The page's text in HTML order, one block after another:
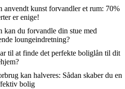
anvendt kunst forvandler et rum: 70%
er enige!
kan du forvandle din stue med
loungeindretning?
til at finde det perfekte boliglån til dit
kan halveres: Sådan skaber du en
bolig